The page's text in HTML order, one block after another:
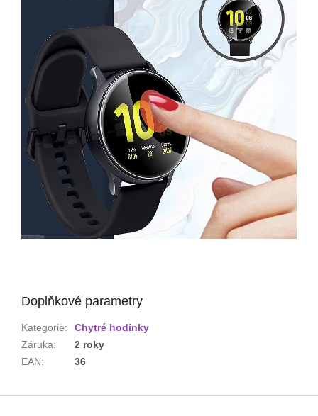
Doplňkové parametry
Kategorie:
Chytré hodinky
Záruka:
2 roky
EAN: 36